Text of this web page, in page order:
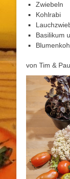
Zwiebeln
Kohlrabi
Basilikum
von Tim &